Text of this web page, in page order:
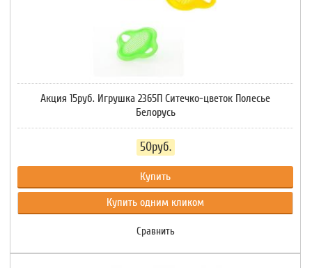
Акция 15руб. Игрушка 2365П Ситечко-цветок Полесье
Белорусь
50руб.
Купить
Купить одним кликом
Сравнить